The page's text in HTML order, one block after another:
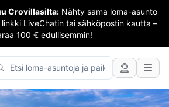
Crovillasilta: Nähty sama loma-asunto
LiveChatin tai sähköpostin kautta –
100 € edullisemmin!